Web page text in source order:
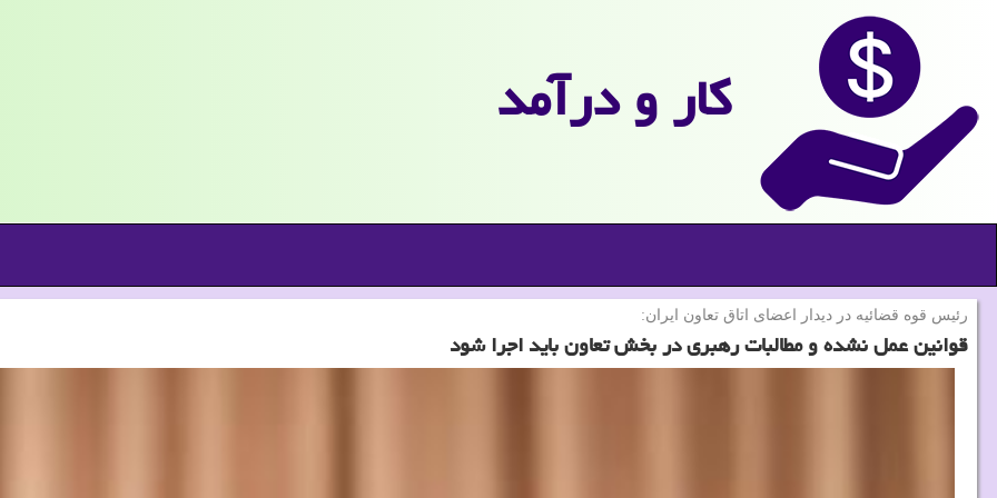
كار و درآمد
رئیس قوه قضائیه در دیدار اعضای اتاق تعاون ایران:
قوانین عمل نشده و مطالبات رهبری در بخش تعاون باید اجرا شود